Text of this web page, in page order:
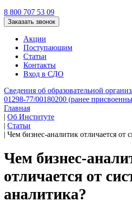
8 800 707 53 09
Заказать звонок
Акции
Поступающим
Статьи
Контакты
Вход в СДО
Сведения об образовательной
01298-77/00180200 (ранее
Главная
| Об Институте
| Статьи
| Чем бизнес-аналитик отличается от
Чем бизнес-
отличается от
аналитика?